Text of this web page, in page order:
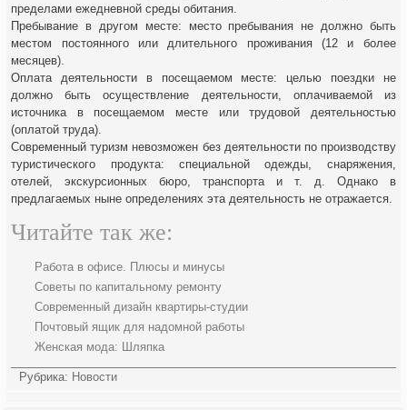
пределами ежедневной среды обитания.
Пребывание в другом месте: место пребывания не должно быть
местом постоянного или длительного проживания (12 и более
месяцев).
Оплата деятельности в посещаемом месте: целью поездки не
должно быть осуществление деятельности, оплачиваемой из
источника в посещаемом месте или трудовой деятельностью
(оплатой труда).
Современный туризм невозможен без деятельности по производству
туристического продукта: специальной одежды, снаряжения,
отелей, экскурсионных бюро, транспорта и т. д. Однако в
предлагаемых ныне определениях эта деятельность не отражается.
Читайте так же:
Работа в офисе. Плюсы и минусы
Советы по капитальному ремонту
Современный дизайн квартиры-студии
Почтовый ящик для надомной работы
Женская мода: Шляпка
Рубрика: Новости